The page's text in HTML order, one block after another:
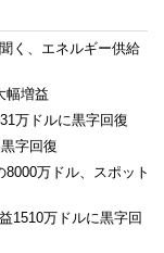
く、エネルギー供給
幅増益
万ドルに黒字回復
字回復
万ドル、スポット
1510万ドルに黒字回